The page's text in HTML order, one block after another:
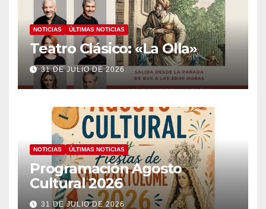
NOTICIAS ÚLTIMAS NOTICIAS
Teatro Clásico: «La Olla»
31 DE JULIO DE 2026
NOTICIAS ÚLTIMAS NOTICIAS
Programación Agosto
Cultural 2026
31 DE JULIO DE 2026